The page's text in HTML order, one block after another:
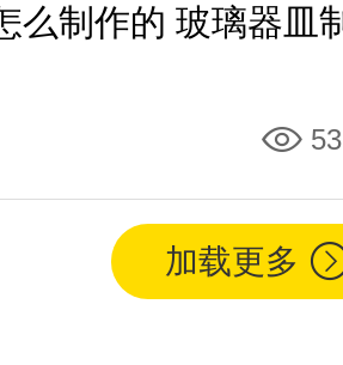
么制作的 玻璃器皿
加载更多